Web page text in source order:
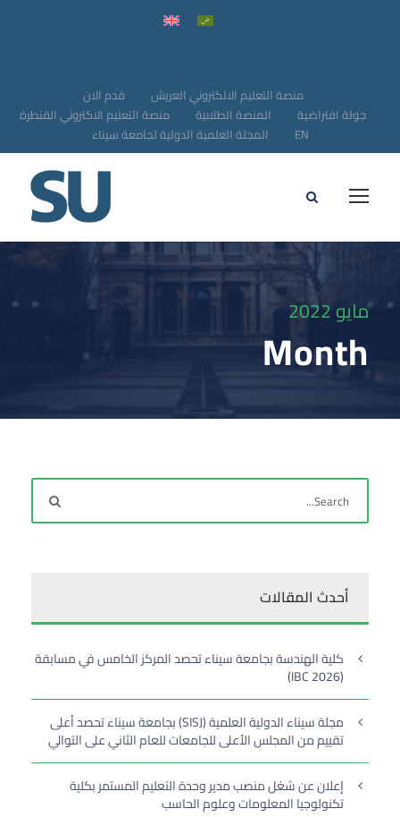
قدم الان
منصة التعليم الالكتروني العريش
منصة التعليم الاكتروني القنطرة
المنصة الطلابية
جولة افتراضية
المجلة العلمية الدولية لجامعة سيناء
EN
مايو 2022
Month
أحدث المقالات
كلية الهندسة بجامعة سيناء تحصد المركز الخامس في مسابقة
(IBC 2026)
مجلة سيناء الدولية العلمية (SISJ) بجامعة سيناء تحصد أعلى
تقييم من المجلس الأعلى للجامعات للعام الثاني على التوالي
إعلان عن شغل منصب مدير وحدة التعليم المستمر بكلية
تكنولوجيا المعلومات وعلوم الحاسب